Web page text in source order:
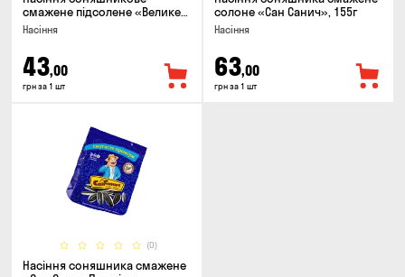
смажене підсолене «Велике
та смачне ЗЕРНЯ», 90г
Насіння
43,00
грн за 1 шт
солоне «Сан Санич», 155г
Насіння
63,00
грн за 1 шт
(0)
Насіння соняшника смажене